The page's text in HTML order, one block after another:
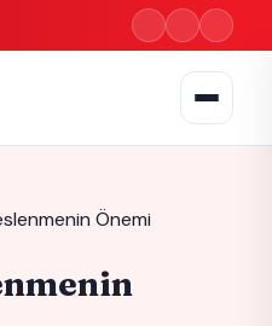
Önemi